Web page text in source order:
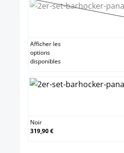
Afficher les
options
disponibles
Noir
319,90 €